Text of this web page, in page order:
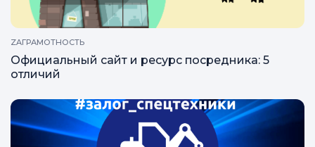
ZAГРАМОТНОСТЬ
Официальный сайт и ресурс посредника: 5
отличий